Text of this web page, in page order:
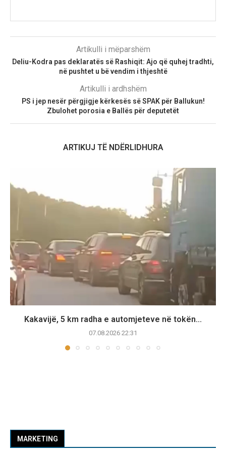
Artikulli i mëparshëm
Deliu-Kodra pas deklaratës së Rashiqit: Ajo që quhej tradhti,
në pushtet u bë vendim i thjeshtë
Artikulli i ardhshëm
PS i jep nesër përgjigje kërkesës së SPAK për Ballukun!
Zbulohet porosia e Ballës për deputetët
ARTIKUJ TË NDËRLIDHURA
Kakavijë, 5 km radha e automjeteve në tokën...
07.08.2026 22:31
MARKETING